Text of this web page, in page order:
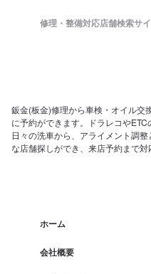
修理・整備対応店舗検索サ
鈑金(板金)修理から車検・オイル交
に予約ができます。ドラレコやETC
日々の洗車から、アライメント調
な店舗探しができ、来店予約まで対
ホーム
会社概要